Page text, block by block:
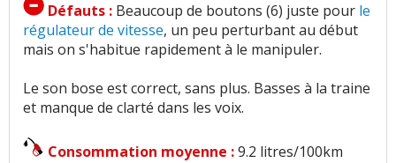
Défauts : Beaucoup de boutons (6) juste pour le
régulateur de vitesse, un peu perturbant au début
mais on s'habitue rapidement à le manipuler.
Le son bose est correct, sans plus. Basses à la traine
et manque de clarté dans les voix.
Consommation moyenne :9.2 litres/100km